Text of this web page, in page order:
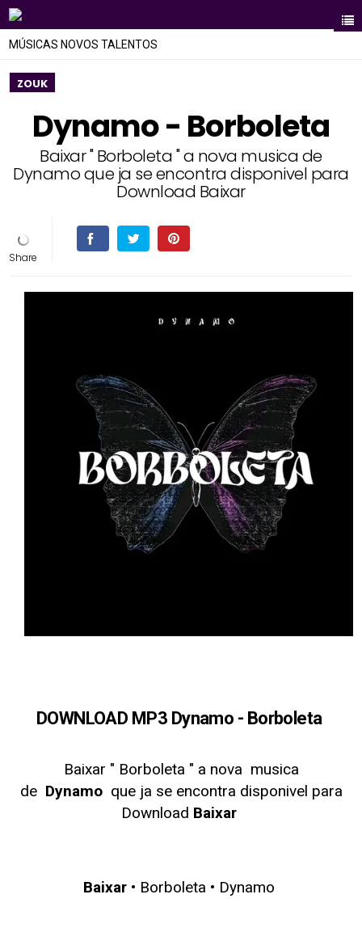
MÚSICAS NOVOS TALENTOS
ZOUK
Dynamo - Borboleta
Baixar " Borboleta " a nova musica de
Dynamo que ja se encontra disponivel para
Download Baixar
DOWNLOAD MP3 Dynamo - Borboleta
Baixar " Borboleta " a nova musica
de Dynamo que ja se encontra disponivel para
Download Baixar
Baixar • Borboleta • Dynamo